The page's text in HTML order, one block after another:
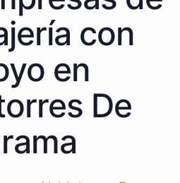
con
en
De